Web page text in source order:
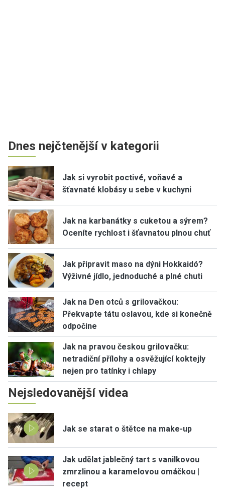
Dnes nejčtenější v kategorii
Jak si vyrobit poctivé, voňavé a
šťavnaté klobásy u sebe v kuchyni
Jak na karbanátky s cuketou a sýrem?
Oceníte rychlost i šťavnatou plnou chuť
Jak připravit maso na dýni Hokkaidó?
Výživné jídlo, jednoduché a plné chuti
Jak na Den otců s grilovačkou:
Překvapte tátu oslavou, kde si konečně
odpočine
Jak na pravou českou grilovačku:
netradiční přílohy a osvěžující koktejly
nejen pro tatínky i chlapy
Nejsledovanější videa
Jak se starat o štětce na make-up
Jak udělat jablečný tart s vanilkovou
zmrzlinou a karamelovou omáčkou |
recept